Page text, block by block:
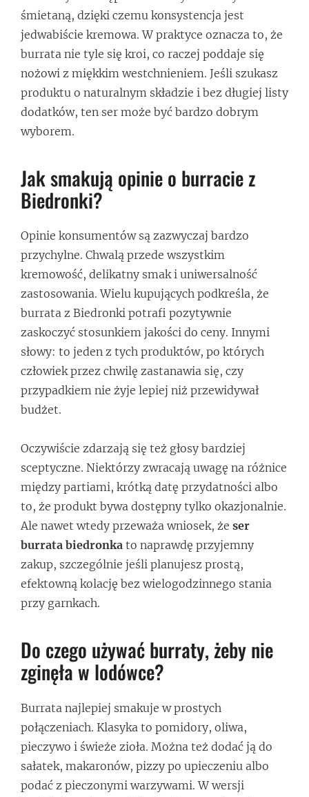
śmietaną, dzięki czemu konsystencja jest
jedwabiście kremowa. W praktyce oznacza to, że
burrata nie tyle się kroi, co raczej poddaje się
nożowi z miękkim westchnieniem. Jeśli szukasz
produktu o naturalnym składzie i bez długiej listy
dodatków, ten ser może być bardzo dobrym
wyborem.
Jak smakują opinie o burracie z
Biedronki?
Opinie konsumentów są zazwyczaj bardzo
przychylne. Chwalą przede wszystkim
kremowość, delikatny smak i uniwersalność
zastosowania. Wielu kupujących podkreśla, że
burrata z Biedronki potrafi pozytywnie
zaskoczyć stosunkiem jakości do ceny. Innymi
słowy: to jeden z tych produktów, po których
człowiek przez chwilę zastanawia się, czy
przypadkiem nie żyje lepiej niż przewidywał
budżet.
Oczywiście zdarzają się też głosy bardziej
sceptyczne. Niektórzy zwracają uwagę na różnice
między partiami, krótką datę przydatności albo
to, że produkt bywa dostępny tylko okazjonalnie.
Ale nawet wtedy przeważa wniosek, że ser
burrata biedronka to naprawdę przyjemny
zakup, szczególnie jeśli planujesz prostą,
efektowną kolację bez wielogodzinnego stania
przy garnkach.
Do czego używać burraty, żeby nie
zginęła w lodówce?
Burrata najlepiej smakuje w prostych
połączeniach. Klasyka to pomidory, oliwa,
pieczywo i świeże zioła. Można też dodać ją do
sałatek, makaronów, pizzy po upieczeniu albo
podać z pieczonymi warzywami. W wersji